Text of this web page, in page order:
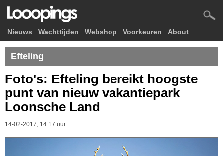
Nieuws Wachttijden Webshop Voorkeuren About
Efteling
Foto's: Efteling bereikt hoogste
punt van nieuw vakantiepark
Loonsche Land
14-02-2017, 14.17 uur